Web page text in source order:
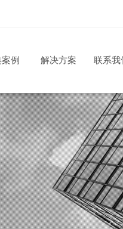
例 解决方案 联系我